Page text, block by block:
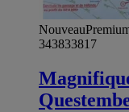
Nouveau
343833817